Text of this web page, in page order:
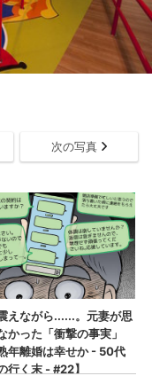
次の写真